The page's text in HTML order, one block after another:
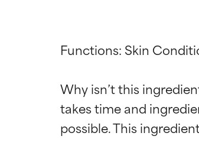
Functions: Skin
Why isn’t this
takes time and